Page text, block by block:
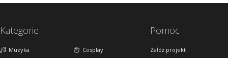
Kategorie
Muzyka
Cosplay
Pomoc
Załóż projekt